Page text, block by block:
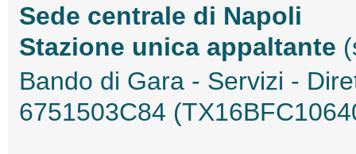
Sede centrale di Napoli
Stazione unica appaltante
Bando di Gara - Servizi -
6751503C84